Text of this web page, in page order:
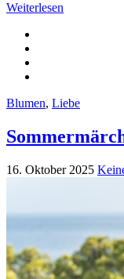
Weiterlesen
Blumen, Liebe
16. Oktober 2025